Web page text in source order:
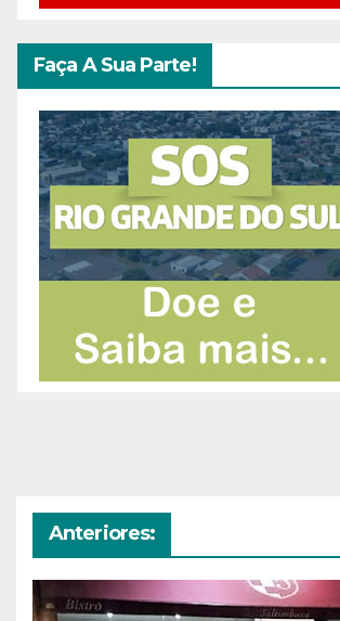
Faça A Sua Parte!
Anteriores: